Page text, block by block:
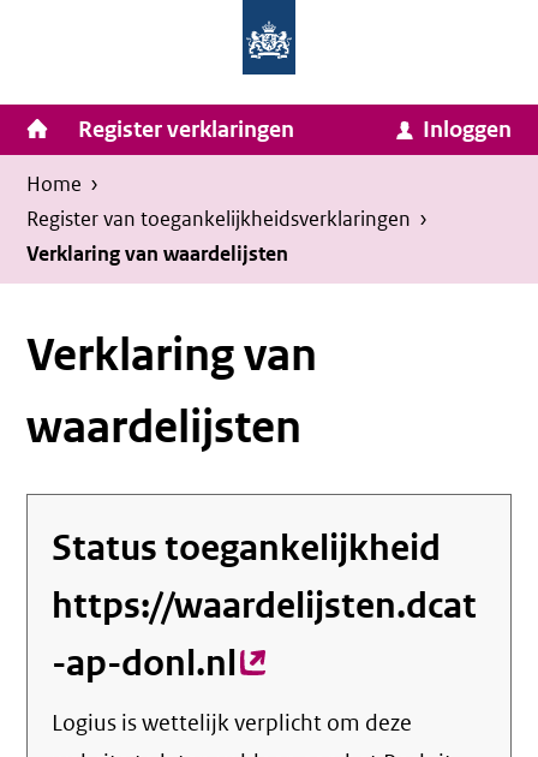
inhoud
van
Zaken
en
Koninkrijksrelaties
Homepage
van
Invulassistent
Toegankelijkheidsverklaring
Toegankelijkheidsverklaring
Hoofdnavigatie
Register verklaringen Inloggen
Kruimelpad
U
bevindt
zich
hier:
Home ›
Register van toegankelijkheids­verklaringen ›
Verklaring van waardelijsten
Verklaring van
waardelijsten
Status toegankelijkheid
https://waardelijsten.dcat
-ap-donl.nl(externe
link)
Logius is wettelijk verplicht om deze